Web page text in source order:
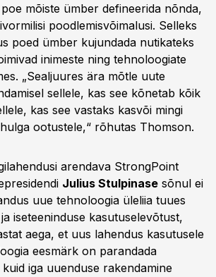
mõiste ümber defineerida nõnda,
poodlemisvõimalusi. Selleks
poed ümber kujundada nutikateks
inimeste ning tehnoloogiate
„Sealjuures ära mõtle uute
sellele, kas see kõnetab kõik
kas see vastaks kasvõi mingi
ootustele,“ rõhutas Thomson.
arendava StrongPoint
Julius Stulpinase sõnul ei
uue tehnoloogia üleliia tuues
iseteeninduse kasutuselevõtust,
aega, et uus lahendus kasutusele
eesmärk on parandada
iga uuenduse rakendamine